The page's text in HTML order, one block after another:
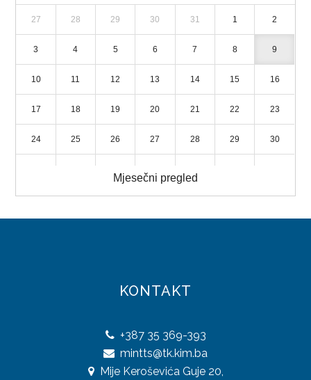
27 28 29 30 31 1 2
3 4 5 6 7 8 9
10 11 12 13 14 15 16
17 18 19 20 21 22 23
24 25 26 27 28 29 30
Mjesečni pregled
KONTAKT
+387 35 369-393
mintts@tk.kim.ba
Mije Keroševića Guje 20,
NADLEŽNOSTI
ORGANIZACIJA
DIREKTOR
DOKUMENTI
OSTALO
PLAN JAVNIH NABAVKI